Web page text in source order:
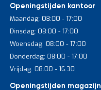
Openingstijden kantoor
Maandag: 08:00 - 17:00
Dinsdag: 08:00 - 17:00
Woensdag: 08:00 - 17:00
Donderdag: 08:00 - 17:00
Vrijdag: 08:00 - 16:30
Openingstijden magazijn